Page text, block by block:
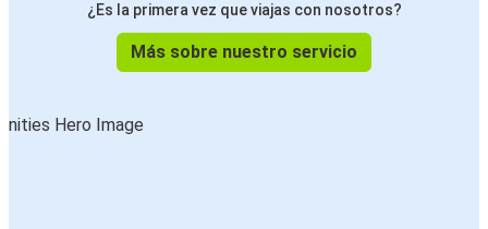
¿Es la primera vez que viajas con nosotros?
Más sobre nuestro servicio